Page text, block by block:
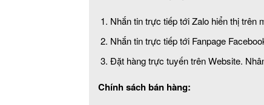
Nhắn tin trực tiếp tới Zalo hiển thị trên
Nhắn tin trực tiếp tới Fanpage
Đặt hàng trực tuyến trên Website.
Chính sách bán hàng: